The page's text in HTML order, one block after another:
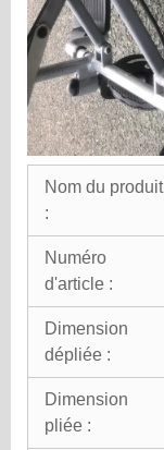
Nom du produit
:
Numéro
d'article :
Dimension
dépliée :
Dimension
pliée :